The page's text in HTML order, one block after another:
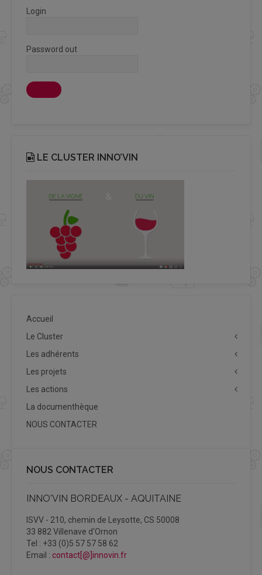
Login
Password out
LE CLUSTER INNO’VIN
Accueil
Le Cluster
Les adhérents
Les projets
Les actions
La documenthèque
NOUS CONTACTER
NOUS CONTACTER
INNO'VIN BORDEAUX - AQUITAINE
ISVV - 210, chemin de Leysotte, CS 50008
33 882 Villenave d'Ornon
Tel : +33 (0)5 57 57 58 62
Email : contact[@]innovin.fr